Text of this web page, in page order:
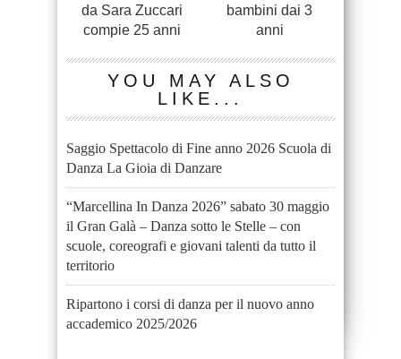
da Sara Zuccari
compie 25 anni
bambini dai 3
anni
YOU MAY ALSO
LIKE...
Saggio Spettacolo di Fine anno 2026 Scuola di
Danza La Gioia di Danzare
“Marcellina In Danza 2026” sabato 30 maggio
il Gran Galà – Danza sotto le Stelle – con
scuole, coreografi e giovani talenti da tutto il
territorio
Ripartono i corsi di danza per il nuovo anno
accademico 2025/2026